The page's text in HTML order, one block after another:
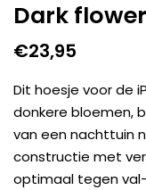
Dark
€23,95
Dit hoesje voor de
donkere bloemen,
van een nachttuin
constructie met
optimaal tegen